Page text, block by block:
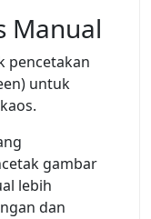
Manual
pencetakan
untuk
gambar
lebih
dan